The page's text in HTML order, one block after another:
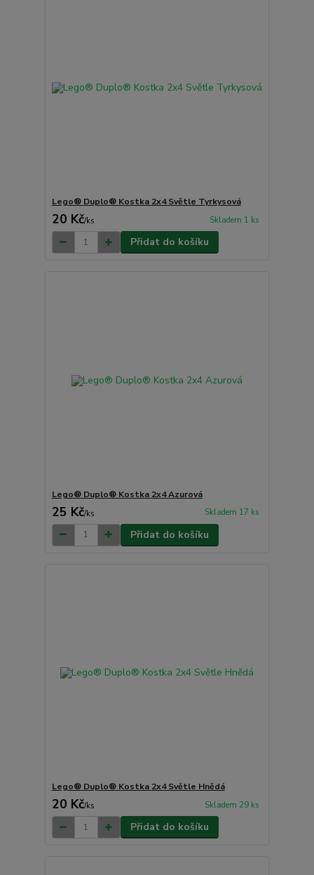
Lego® Duplo® Kostka 2x4 Světle Tyrkysová
20 Kč/ks Skladem 1 ks
Přidat do košíku
Lego® Duplo® Kostka 2x4 Azurová
25 Kč/ks Skladem 17 ks
Přidat do košíku
Lego® Duplo® Kostka 2x4 Světle Hnědá
20 Kč/ks Skladem 29 ks
Přidat do košíku